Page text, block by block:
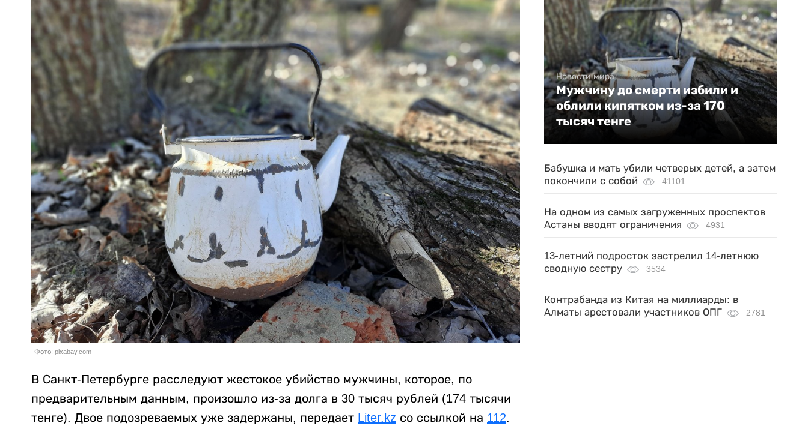
Фото: pixabay.com
В Санкт-Петербурге расследуют жестокое убийство мужчины, которое, по
предварительным данным, произошло из-за долга в 30 тысяч рублей (174 тысячи
тенге). Двое подозреваемых уже задержаны, передает Liter.kz со ссылкой на 112.
Новости мира
Мужчину до смерти избили и
облили кипятком из-за 170
тысяч тенге
Бабушка и мать убили четверых детей, а затем
покончили с собой
41101
На одном из самых загруженных проспектов
Астаны вводят ограничения
4931
13-летний подросток застрелил 14-летнюю
сводную сестру
3534
Контрабанда из Китая на миллиарды: в
Алматы арестовали участников ОПГ
2781